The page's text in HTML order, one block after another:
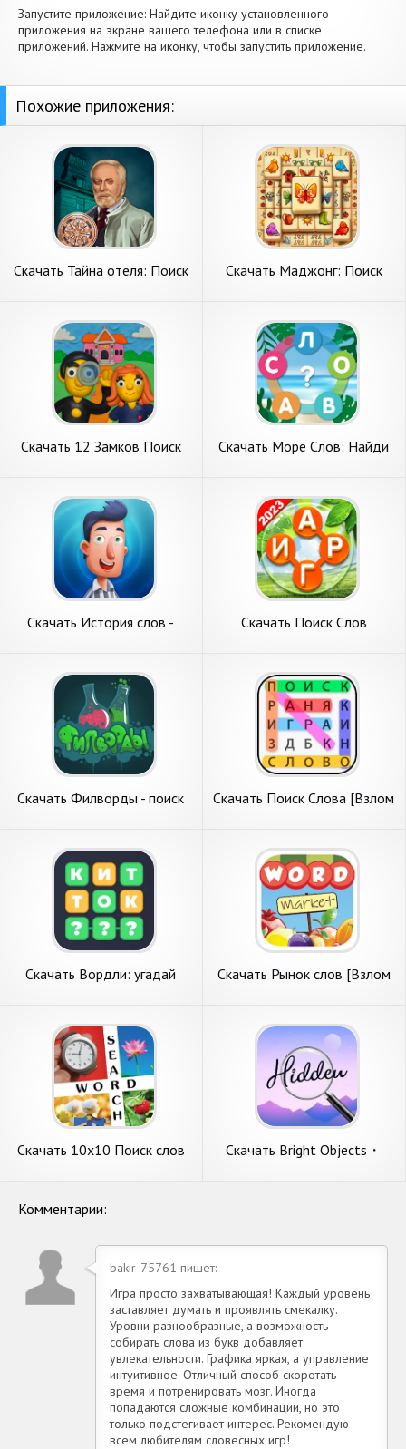
Запустите приложение: Найдите иконку установленного
приложения на экране вашего телефона или в списке
приложений. Нажмите на иконку, чтобы запустить приложение.
Похожие приложения:
Скачать Тайна отеля: Поиск
Скачать Маджонг: Поиск
Скачать 12 Замков Поиск
Скачать Море Слов: Найди
Скачать История слов -
Андроид
Скачать Поиск Слов
на Андроид
Скачать Филворды - поиск
Скачать Поиск Слова [Взлом
Скачать Вордли: угадай
Андроид
Скачать Рынок слов [Взлом
Скачать 10x10 Поиск слов
Скачать Bright Objects・
Комментарии:
bakir-75761 пишет:
Игра просто захватывающая! Каждый уровень
заставляет думать и проявлять смекалку.
Уровни разнообразные, а возможность
собирать слова из букв добавляет
увлекательности. Графика яркая, а управление
интуитивное. Отличный способ скоротать
время и потренировать мозг. Иногда
попадаются сложные комбинации, но это
только подстегивает интерес. Рекомендую
всем любителям словесных игр!